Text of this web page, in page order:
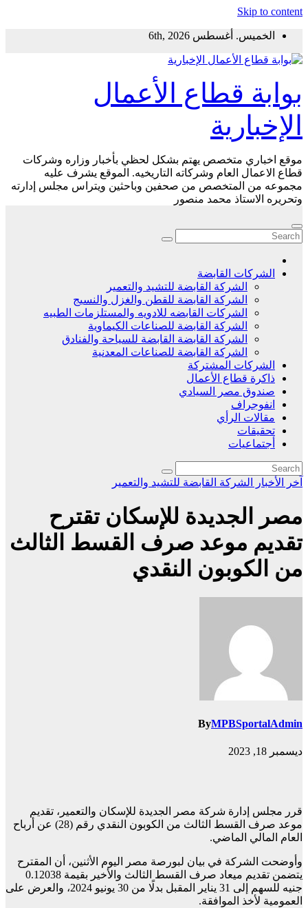
Skip to content
الخميس. أغسطس 6th, 2026
بوابة قطاع الأعمال
الإخبارية
موقع اخباري متخصص يهتم بشكل لحظي بأخبار وزاره وشركات
قطاع الاعمال العام وشركاته التاريخيه. الموقع يشرف عليه
مجموعه من المتخصص من صحفين وباحثين ويتراس مجلس إدارته
وتحريره الاستاذ محمد منصور
الشركات القابضة
الشركة القابضة للتشيد والتعمير
الشركة القابضة للقطن والغزل والنسيج
الشركات القابضه للادويه والمستلزمات الطبيه
الشركة القابضة للصناعات الكيماوية
الشركة القابضة القابضة للسياحة والفنادق
الشركة القابضة للصناعات المعدنية
الشركات المشتركة
ذاكرة قطاع الأعمال
صندوق مصر السيادي
انفوجراف
مقالات الرأي
تحقيقات
أجتماعيات
آخر الأخبار الشركة القابضة للتشيد والتعمير
مصر الجديدة للإسكان تقترح
تقديم موعد صرف القسط الثالث
من الكوبون النقدي
ByMPBSportalAdmin
ديسمبر 18, 2023
قرر مجلس إدارة شركة مصر الجديدة للإسكان والتعمير، تقديم
موعد صرف القسط الثالث من الكوبون النقدي رقم (28) عن أرباح
العام المالي الماضي.
وأوضحت الشركة في بيان لبورصة مصر اليوم الأثنين، أن المقترح
يتضمن تقديم ميعاد صرف القسط الثالث والأخير بقيمة 0.12038
جنيه للسهم إلى 31 يناير المقبل بدلًا من 30 يونيو 2024، والعرض على
العمومية لأخذ الموافقة.